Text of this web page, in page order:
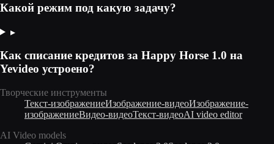
Какой режим под какую задачу?
▸
Как списание кредитов за Happy Horse 1.0 на
Yevideo устроено?
Творческие инструменты
Текст-изображениеИзображение-видеоИзображение-
изображениеВидео-видеоТекст-видеоAI video editor
AI Video models